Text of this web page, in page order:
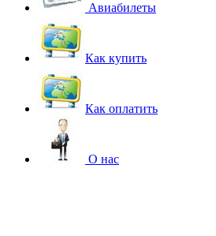
Авиабилеты
Как купить
Как оплатить
О нас